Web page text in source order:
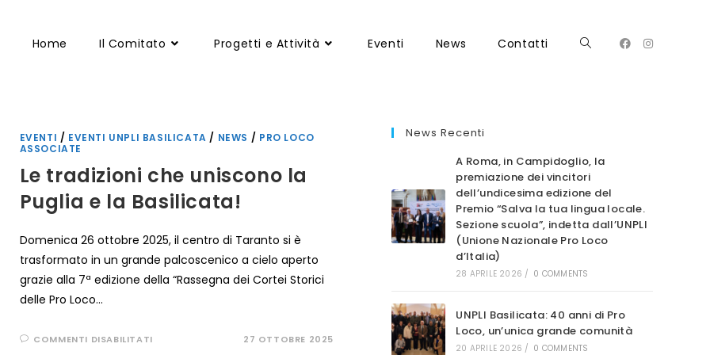
Home Il Comitato Progetti e Attività Eventi News Contatti Attiva/disattiva
ricerca
EVENTI / EVENTI UNPLI BASILICATA / NEWS / PRO LOCO
ASSOCIATE
Le tradizioni che uniscono la
Puglia e la Basilicata!
Domenica 26 ottobre 2025, il centro di Taranto si è
trasformato in un grande palcoscenico a cielo aperto
grazie alla 7ª edizione della “Rassegna dei Cortei Storici
delle Pro Loco…
COMMENTI DISABILITATISU 27 OTTOBRE 2025
News Recenti
A Roma, in Campidoglio, la
premiazione dei vincitori
dell’undicesima edizione del
Premio “Salva la tua lingua locale.
Sezione scuola”, indetta dall’UNPLI
(Unione Nazionale Pro Loco
d’Italia)
28 APRILE 2026 / 0 COMMENTS
UNPLI Basilicata: 40 anni di Pro
Loco, un’unica grande comunità
20 APRILE 2026 / 0 COMMENTS